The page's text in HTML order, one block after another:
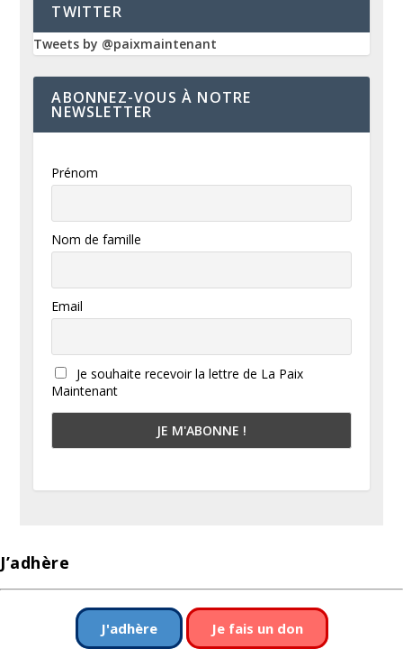
TWITTER
Tweets by @paixmaintenant
ABONNEZ-VOUS À NOTRE
NEWSLETTER
Prénom
Nom de famille
Email
Je souhaite recevoir la lettre de La Paix
Maintenant
J’adhère
J'adhère Je fais un don